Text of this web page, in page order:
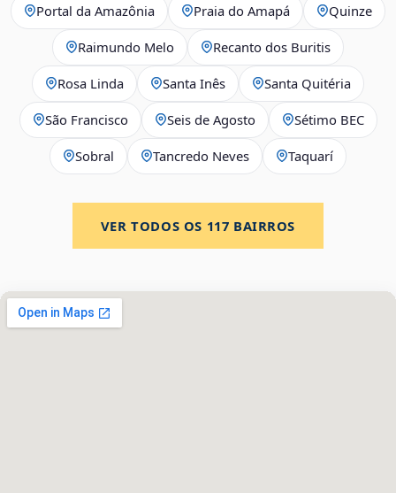
Portal da Amazônia Praia do Amapá Quinze
Raimundo Melo Recanto dos Buritis
Rosa Linda Santa Inês Santa Quitéria
São Francisco Seis de Agosto Sétimo BEC
Sobral Tancredo Neves Taquarí
VER TODOS OS 117 BAIRROS